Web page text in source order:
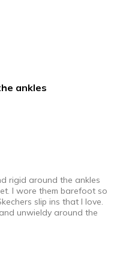
ankles
rigid around the ankles
I wore them barefoot so
slip ins that I love.
unwieldy around the